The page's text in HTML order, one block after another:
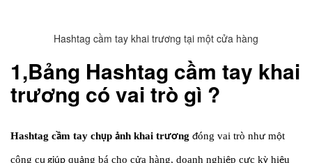
Hashtag cầm tay khai trương tại một cửa hàng
1,Bảng Hashtag cầm tay khai
trương có vai trò gì ?
Hashtag cầm tay chụp ảnh khai trương đóng vai trò như một
công cụ giúp quảng bá cho cửa hàng, doanh nghiệp cực kỳ hiệu